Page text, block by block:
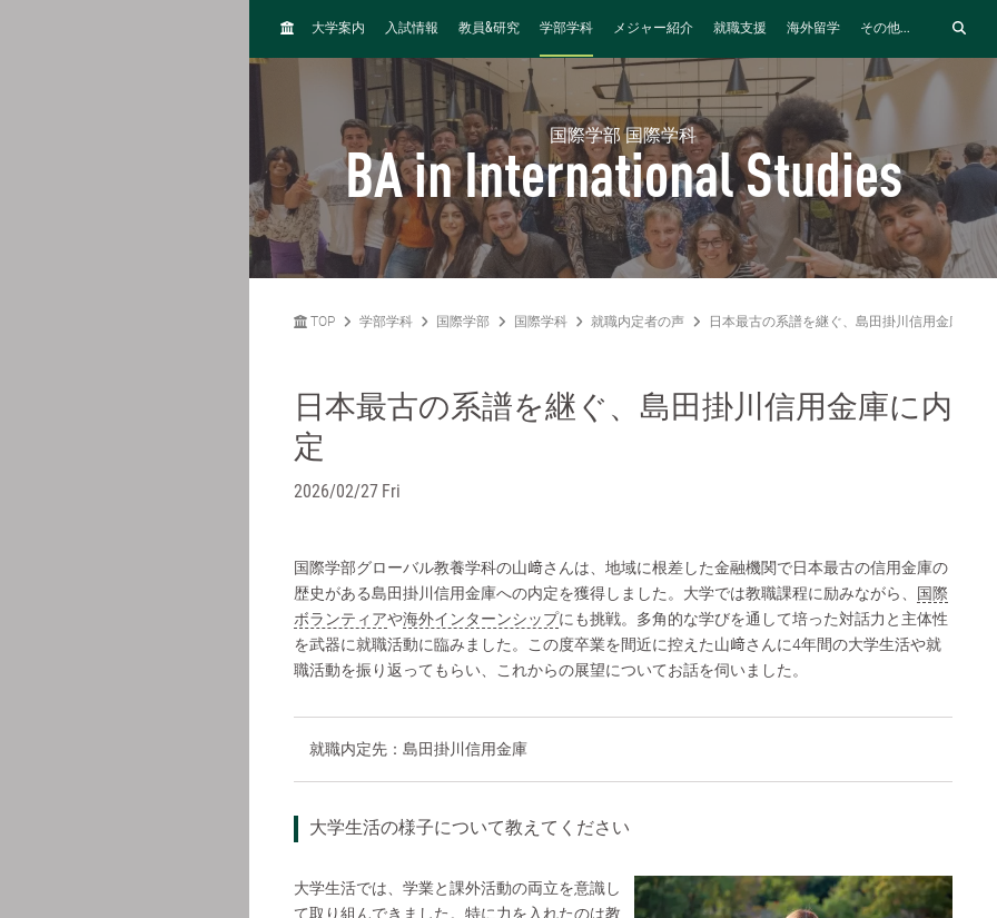
H
大学案内 入試情報 教員&研究 学部学科 メジャー紹介 就職支援 海外留学 その他...
国際学部 国際学科
BA in International Studies
TOP 学部学科 国際学部 国際学科 就職内定者の声 日本最古の系譜を継ぐ、島田掛川信用金庫に内
日本最古の系譜を継ぐ、島田掛川信用金庫に内
定
2026/02/27 Fri
国際学部グローバル教養学科の山﨑さんは、地域に根差した金融機関で日本最古の信用金庫の
歴史がある島田掛川信用金庫への内定を獲得しました。大学では教職課程に励みながら、
国際
ボランティアや海外インターンシップにも挑戦。多角的な学びを通して培った対話力と主体性
を武器に就職活動に臨みました。この度卒業を間近に控えた山﨑さんに4年間の大学生活や就
職活動を振り返ってもらい、これからの展望についてお話を伺いました。
就職内定先：島田掛川信用金庫
大学生活の様子について教えてください
大学生活では、学業と課外活動の両立を意識し
て取り組んできました。特に力を入れたのは教